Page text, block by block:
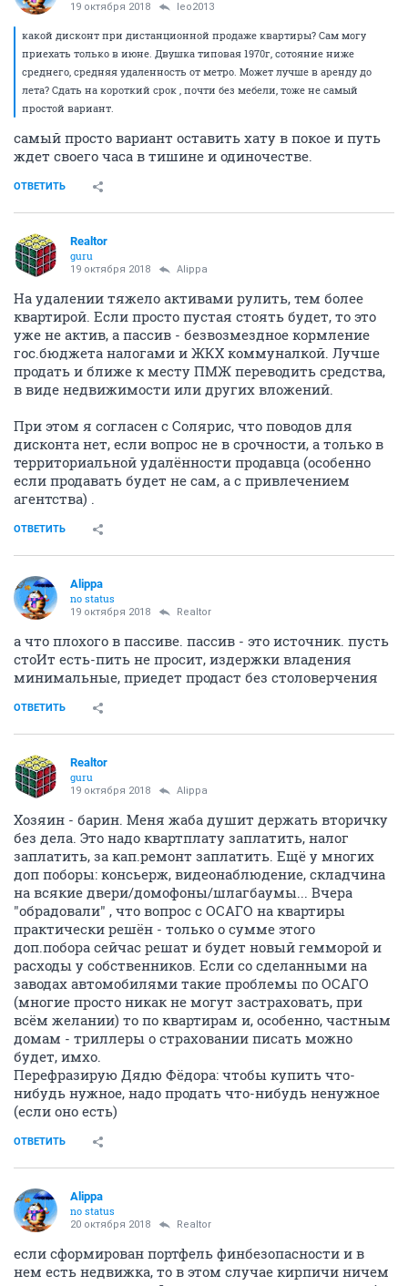
19 октября 2018 leo2013
какой дисконт при дистанционной продаже квартиры? Сам могу
приехать только в июне. Двушка типовая 1970г, сотояние ниже
среднего, средняя удаленность от метро. Может лучше в аренду до
лета? Сдать на короткий срок , почти без мебели, тоже не самый
простой вариант.
самый просто вариант оставить хату в покое и путь
ждет своего часа в тишине и одиночестве.
ОТВЕТИТЬ
Realtor
guru
19 октября 2018 Alippa
На удалении тяжело активами рулить, тем более
квартирой. Если просто пустая стоять будет, то это
уже не актив, а пассив - безвозмездное кормление
гос.бюджета налогами и ЖКХ коммуналкой. Лучше
продать и ближе к месту ПМЖ переводить средства,
в виде недвижимости или других вложений.
При этом я согласен с Солярис, что поводов для
дисконта нет, если вопрос не в срочности, а только в
территориальной удалённости продавца (особенно
если продавать будет не сам, а с привлечением
агентства) .
ОТВЕТИТЬ
Alippa
no status
19 октября 2018 Realtor
а что плохого в пассиве. пассив - это источник. пусть
стоИт есть-пить не просит, издержки владения
минимальные, приедет продаст без столоверчения
ОТВЕТИТЬ
Realtor
guru
19 октября 2018 Alippa
Хозяин - барин. Меня жаба душит держать вторичку
без дела. Это надо квартплату заплатить, налог
заплатить, за кап.ремонт заплатить. Ещё у многих
доп поборы: консьерж, видеонаблюдение, складчина
на всякие двери/домофоны/шлагбаумы... Вчера
"обрадовали" , что вопрос с ОСАГО на квартиры
практически решён - только о сумме этого
доп.побора сейчас решат и будет новый гемморой и
расходы у собственников. Если со сделанными на
заводах автомобилями такие проблемы по ОСАГО
(многие просто никак не могут застраховать, при
всём желании) то по квартирам и, особенно, частным
домам - триллеры о страховании писать можно
будет, имхо.
Перефразирую Дядю Фёдора: чтобы купить что-
нибудь нужное, надо продать что-нибудь ненужное
(если оно есть)
ОТВЕТИТЬ
Alippa
no status
20 октября 2018 Realtor
если сформирован портфель финбезопасности и в
нем есть недвижка, то в этом случае кирпичи ничем